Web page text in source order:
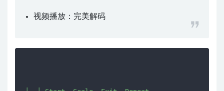
视频播放： 完美解码